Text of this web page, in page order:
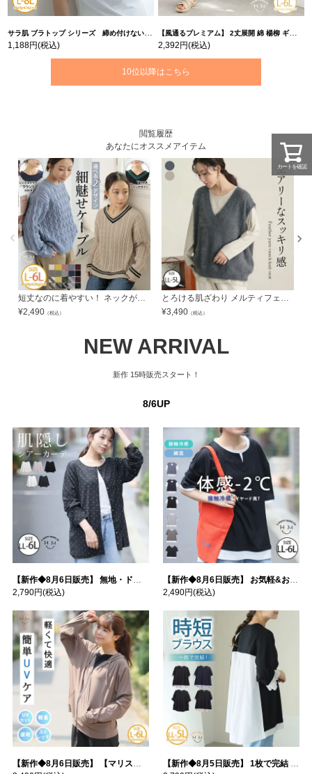
サラ肌 ブラトップ シリーズ 締め付けない リブ タンクトップ | 大きいサイズの通販ならハッピーマリリン
1,188円(税込)
【風通るプレミアム】 2丈展開 綿 楊柳 ギャザー フレア スカンツ 【ウェストゴム】 | 大きいサイズの通販ならハッピーマリリン
2,392円(税込)
10位以降はこちら
閲覧履歴
あなたにオススメアイテム
短丈なのに着やすい！ ネックが選べる2デザイン トレンド細 ケーブルニット | 大きいサイズの通販ならハッピーマリリン
¥2,490 （税込）
とろける肌ざわり メルティフェザー Vネックベスト | 大きいサイズの通販ならハッピーマリリン
¥3,490 （税込）
NEW ARRIVAL
新作 15時販売スタート！
8/6UP
【新作◆8月6日販売】 無地・ドット柄から選べる 忍ばせ 活躍 シアー カーデ | 大きいサイズの通販ならハッピーマリリン
2,790円(税込)
【新作◆8月6日販売】 お気軽&お手軽 選べるデザイン 接触冷感 レイヤード風 コットン トップス | 大きいサイズの通販ならハッピーマリリン
2,490円(税込)
【新作◆8月6日販売】 【マリスポーツ】 運動初心者さんのための フード付き パーカー | 大きいサイズの通販ならハッピーマリリン
【新作◆8月5日販売】 1枚で完結 袖口＆バック フハク使い トップス | 大きいサイズの通販ならハッピーマリリン
カートを確認